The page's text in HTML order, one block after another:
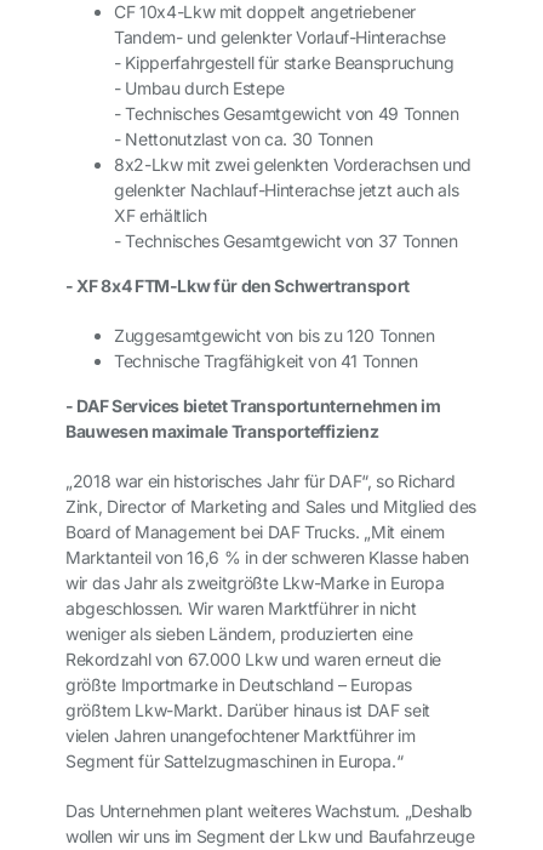
CF 10x4-Lkw mit doppelt angetriebener
Tandem- und gelenkter Vorlauf-Hinterachse
- Kipperfahrgestell für starke Beanspruchung
- Umbau durch Estepe
- Technisches Gesamtgewicht von 49 Tonnen
- Nettonutzlast von ca. 30 Tonnen
8x2-Lkw mit zwei gelenkten Vorderachsen und
gelenkter Nachlauf-Hinterachse jetzt auch als
XF erhältlich
- Technisches Gesamtgewicht von 37 Tonnen
- XF 8x4 FTM-Lkw für den Schwertransport
Zuggesamtgewicht von bis zu 120 Tonnen
Technische Tragfähigkeit von 41 Tonnen
- DAF Services bietet Transportunternehmen im
Bauwesen maximale Transporteffizienz
„2018 war ein historisches Jahr für DAF“, so Richard
Zink, Director of Marketing and Sales und Mitglied des
Board of Management bei DAF Trucks. „Mit einem
Marktanteil von 16,6 % in der schweren Klasse haben
wir das Jahr als zweitgrößte Lkw-Marke in Europa
abgeschlossen. Wir waren Marktführer in nicht
weniger als sieben Ländern, produzierten eine
Rekordzahl von 67.000 Lkw und waren erneut die
größte Importmarke in Deutschland – Europas
größtem Lkw-Markt. Darüber hinaus ist DAF seit
vielen Jahren unangefochtener Marktführer im
Segment für Sattelzugmaschinen in Europa.“
Das Unternehmen plant weiteres Wachstum. „Deshalb
wollen wir uns im Segment der Lkw und Baufahrzeuge